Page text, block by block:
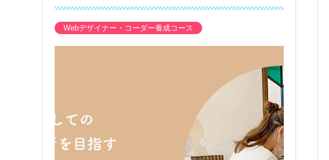
Webデザイナー・コーダー養成コース